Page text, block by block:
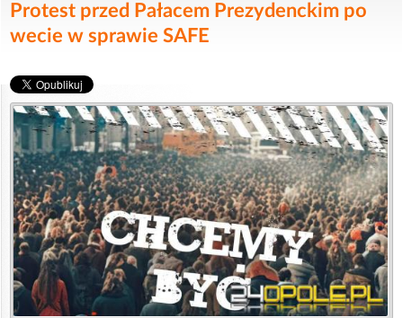
Protest przed Pałacem Prezydenckim po
wecie w sprawie SAFE